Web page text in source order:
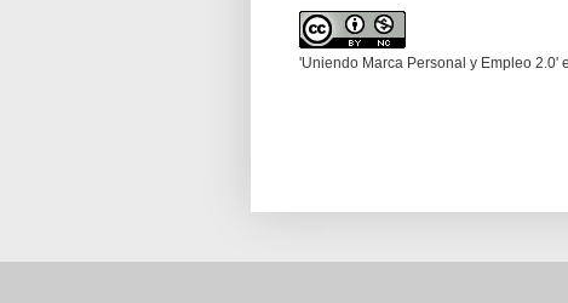
'Uniendo Marca Personal y Empleo 2.0'